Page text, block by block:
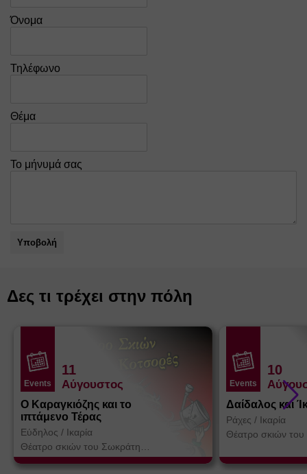
Όνομα
Τηλέφωνο
Θέμα
Το μήνυμά σας
Υποβολή
Δες τι τρέχει στην πόλη
Events
11
Αύγουστος
Ο Καραγκιόζης και το
ιπτάμενο Τέρας
Εύδηλος / Ικαρία
Θέατρο σκιών του Σωκράτη
Κοτσορέ
Events
10
Δαίδαλος και
Ράχες / Ικαρία
Θέατρο σκιών